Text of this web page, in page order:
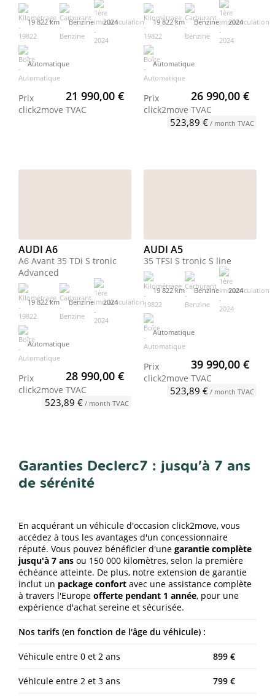
19 822 km Benzine 2024
Automatique
Prix
click2move
21 990,00 €
TVAC
19 822 km Benzine 2024
Automatique
Prix
click2move
26 990,00 €
TVAC
523,89 €/ month TVAC
AUDI A6
A6 Avant 35 TDi S tronic
Advanced
19 822 km Benzine 2024
Automatique
Prix
click2move
28 990,00 €
TVAC
523,89 €/ month TVAC
AUDI A5
35 TFSI S tronic S line
19 822 km Benzine 2024
Automatique
Prix
click2move
39 990,00 €
TVAC
523,89 €/ month TVAC
Garanties Declerc7 : jusqu'à 7 ans
de sérénité
En acquérant un véhicule d'occasion click2move, vous
accédez à tous les avantages d'un concessionnaire
réputé. Vous pouvez bénéficier d'une garantie complète
jusqu'à 7 ans ou 150 000 kilomètres, selon la première
échéance atteinte. De plus, notre extension de garantie
inclut un package confort avec une assistance complète
à travers l'Europe offerte pendant 1 année, pour une
expérience d'achat sereine et sécurisée.
Nos tarifs (en fonction de l'âge du véhicule) :
Véhicule entre 0 et 2 ans 899 €
Véhicule entre 2 et 3 ans 799 €